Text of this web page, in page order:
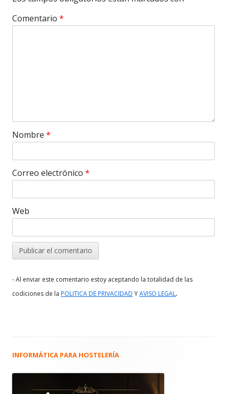
Comentario *
Nombre *
Correo electrónico *
Web
- Al enviar este comentario estoy aceptando la totalidad de las
codiciones de la POLITICA DE PRIVACIDAD YAVISO LEGAL.
Barra
INFORMÁTICA PARA HOSTELERÍA